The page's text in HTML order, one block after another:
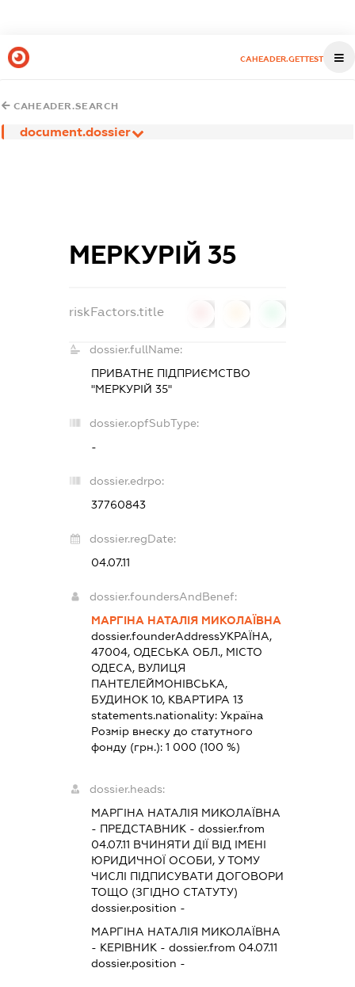
CAHEADER.GETTEST
CAHEADER.SEARCH
document.dossier
МЕРКУРІЙ 35
riskFactors.title
dossier.fullName:
ПРИВАТНЕ ПІДПРИЄМСТВО
"МЕРКУРІЙ 35"
dossier.opfSubType:
-
dossier.edrpo:
37760843
dossier.regDate:
04.07.11
dossier.foundersAndBenef:
МАРГІНА НАТАЛІЯ МИКОЛАЇВНА
dossier.founderAddressУКРАЇНА,
47004, ОДЕСЬКА ОБЛ., МІСТО
ОДЕСА, ВУЛИЦЯ
ПАНТЕЛЕЙМОНІВСЬКА,
БУДИНОК 10, КВАРТИРА 13
statements.nationality:Україна
Розмір внеску до статутного
фонду (грн.):1 000 (100 %)
dossier.heads:
МАРГІНА НАТАЛІЯ МИКОЛАЇВНА
- ПРЕДСТАВНИК - dossier.from
04.07.11 ВЧИНЯТИ ДІЇ ВІД ІМЕНІ
ЮРИДИЧНОЇ ОСОБИ, У ТОМУ
ЧИСЛІ ПІДПИСУВАТИ ДОГОВОРИ
ТОЩО (ЗГІДНО СТАТУТУ)
dossier.position -
МАРГІНА НАТАЛІЯ МИКОЛАЇВНА
- КЕРІВНИК - dossier.from 04.07.11
dossier.position -